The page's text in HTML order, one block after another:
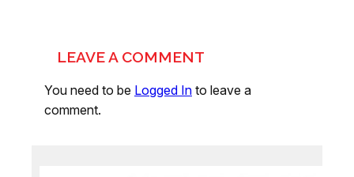
LEAVE A COMMENT
You need to be Logged In to leave a
comment.